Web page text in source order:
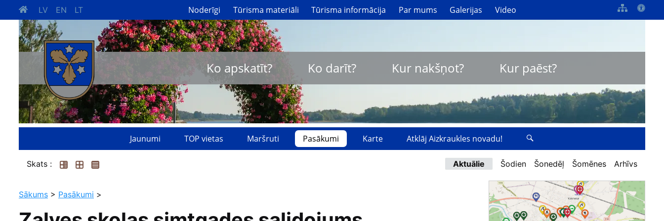
LV EN LT Noderīgi Tūrisma materiāli Tūrisma informācija Par mums Galerijas Video
Ko apskatīt? Ko darīt? Kur nakšņot? Kur paēst?
Jaunumi TOP vietas Maršruti Pasākumi Karte Atklāj Aizkraukles novadu!
Skats : Aktuālie Šodien Šonedēļ Šomēnes Arhīvs
Sākums > Pasākumi >